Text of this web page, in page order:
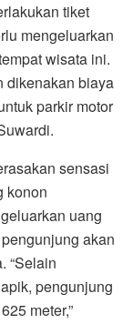
tiket
mengeluarkan
wisata ini.
dikenakan biaya
parkir motor
sensasi
konon
uang
akan
“Selain
pengunjung
meter,”